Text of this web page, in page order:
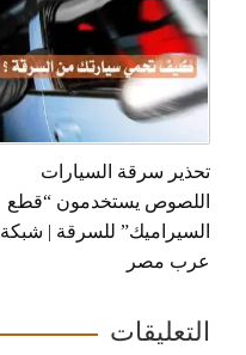
تحذير سرقة السيارات
اللصوص يستخدمون “قطع
السيراميك” للسرقة | شبكة
عرب مصر
التعليقات